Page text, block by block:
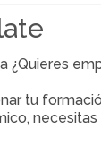
¿Quieres
tu